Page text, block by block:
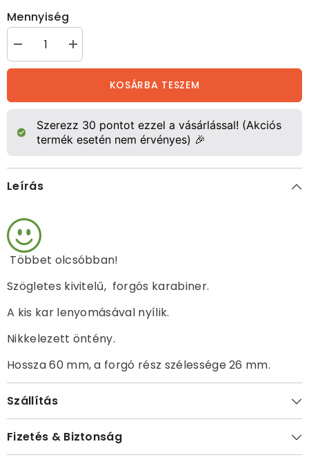
Mennyiség
Szártoldó
karabiner
mennyiségének
Szártoldó
karabiner
mennyiségének
KOSÁRBA TESZEM
Szerezz 30 pontot ezzel a vásárlással! (Akciós
termék esetén nem érvényes) 🎉
Leírás
Többet olcsóbban!
Szögletes kivitelű, forgós karabiner.
A kis kar lenyomásával nyílik.
Nikkelezett öntény.
Hossza 60 mm, a forgó rész szélessége 26 mm.
Szállítás
Fizetés & Biztonság